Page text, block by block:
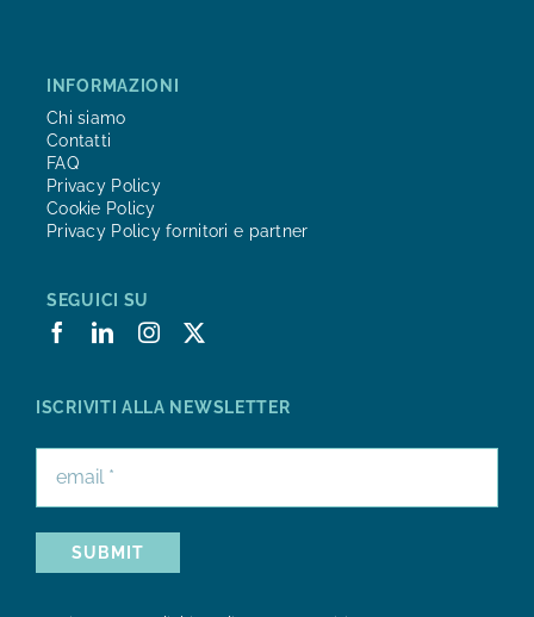
INFORMAZIONI
Chi siamo
Contatti
FAQ
Privacy Policy
Cookie Policy
Privacy Policy fornitori e partner
SEGUICI SU
ISCRIVITI ALLA NEWSLETTER
SUBMIT